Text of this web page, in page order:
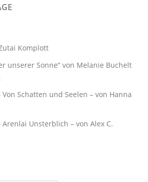
Komplott
unserer Sonne“ von Melanie Buchelt
Schatten und Seelen – von Hanna
Unsterblich – von Alex C.